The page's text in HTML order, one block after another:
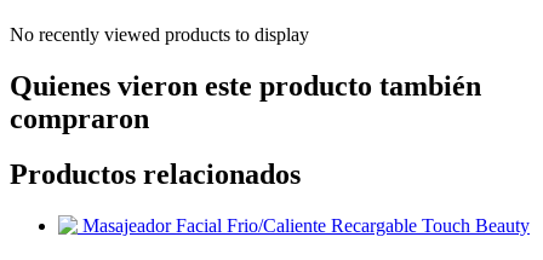
No recently viewed products to display
Quienes vieron este producto también
compraron
Productos relacionados